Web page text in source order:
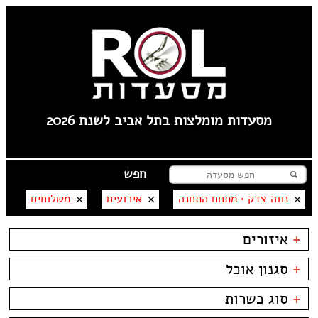
מסעדות מומלצות בתל אביב לשנת 2026
נווה צדק • מתחם התחנה אירועים משלוחים
+ איזורים
טיילת תל אביב
צפון תל אביב
קרליבך
צפון ישן
+ סגנון אוכל
בשרים
דגים
ביסטרו
+ סוג כשרות